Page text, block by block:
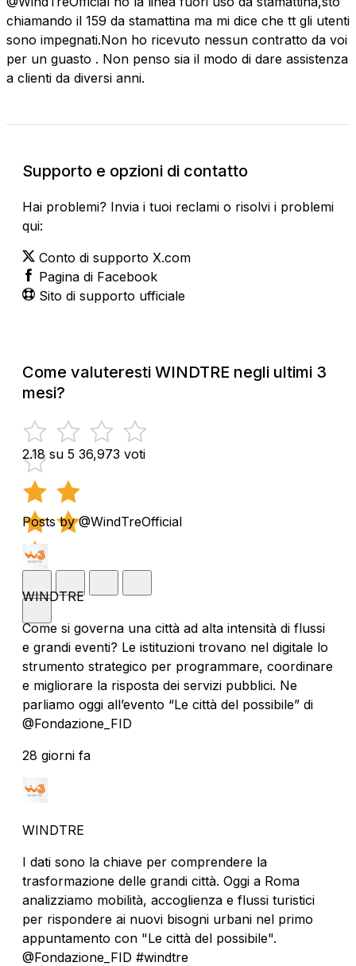
chiamando il 159 da stamattina ma mi dice che tt gli utenti
sono impegnati.Non ho ricevuto nessun contratto da voi
per un guasto . Non penso sia il modo di dare assistenza
a clienti da diversi anni.
Supporto e opzioni di contatto
Hai problemi? Invia i tuoi reclami o risolvi i problemi
qui:
Conto di supporto X.com
Pagina di Facebook
Sito di supporto ufficiale
Come valuteresti WINDTRE negli ultimi 3
mesi?
2.18 su 5 36,973 voti
Posts by @WindTreOfficial
WINDTRE
Come si governa una città ad alta intensità di flussi
e grandi eventi? Le istituzioni trovano nel digitale lo
strumento strategico per programmare, coordinare
e migliorare la risposta dei servizi pubblici. Ne
parliamo oggi all’evento “Le città del possibile” di
@Fondazione_FID
28 giorni fa
WINDTRE
I dati sono la chiave per comprendere la
trasformazione delle grandi città. Oggi a Roma
analizziamo mobilità, accoglienza e flussi turistici
per rispondere ai nuovi bisogni urbani nel primo
appuntamento con "Le città del possibile".
@Fondazione_FID #windtre